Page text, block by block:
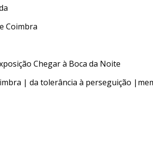
Coimbra
Chegar à Boca da Noite
| da tolerância à perseguição